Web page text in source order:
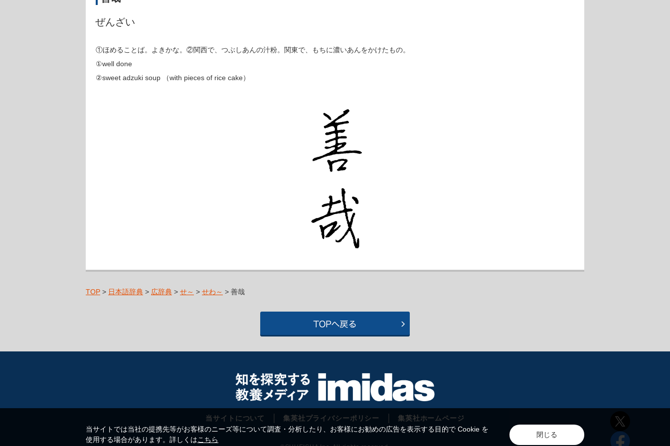
ぜんざい
①ほめることば。よきかな。②関西で、つぶしあんの汁粉。関東で、もちに濃いあんをかけたもの。
①well done
②sweet adzuki soup （with pieces of rice cake）
TOP > 日本語辞典 > 広辞典 > せ～ > せわ～ > 善哉
当サイトについて 集英社プライバシーポリシー 集英社ホームページ
当サイトでは当社の提携先等がお客様のニーズ等について調査・分析したり、お客様にお勧めの広告を表示する目的で Cookie を
使用する場合があります。詳しくはこちら
閉じる